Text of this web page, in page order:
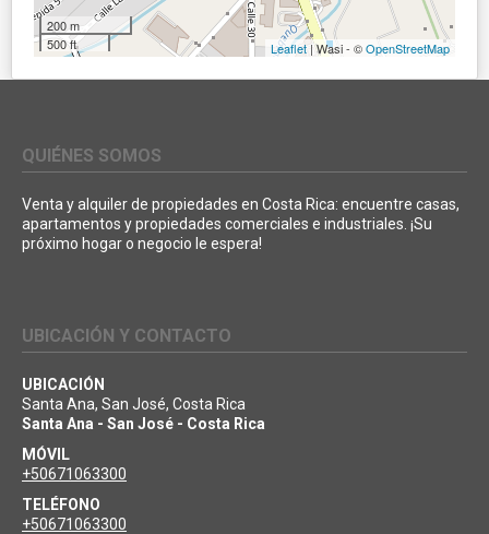
200 m
500 ft
Leaflet | Wasi - ©OpenStreetMap
QUIÉNES SOMOS
Venta y alquiler de propiedades en Costa Rica: encuentre casas,
apartamentos y propiedades comerciales e industriales. ¡Su
próximo hogar o negocio le espera!
UBICACIÓN Y CONTACTO
UBICACIÓN
Santa Ana, San José, Costa Rica
Santa Ana - San José - Costa Rica
MÓVIL
+50671063300
TELÉFONO
+50671063300